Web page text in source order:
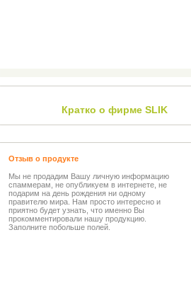
Кратко о фирме SLIK
Отзыв о продукте
Мы не продадим Вашу личную информацию
спаммерам, не опубликуем в интернете, не
подарим на день рождения ни одному
правителю мира. Нам просто интересно и
приятно будет узнать, что именно Вы
прокомментировали нашу продукцию.
Заполните побольше полей.